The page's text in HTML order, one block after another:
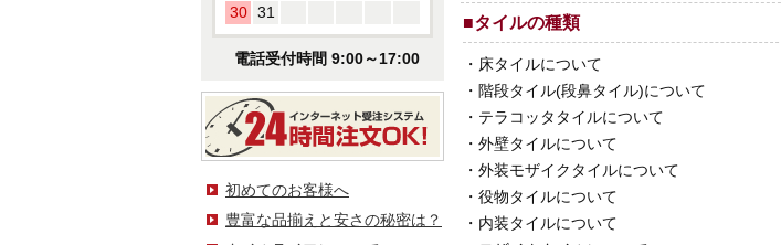
30 31
電話受付時間 9:00～17:00
初めてのお客様へ
豊富な品揃えと安さの秘密は？
■タイルの種類
・ 床タイルについて
・ 階段タイル(段鼻タイル)について
・ テラコッタタイルについて
・ 外壁タイルについて
・ 外装モザイクタイルについて
・ 役物タイルについて
・ 内装タイルについて